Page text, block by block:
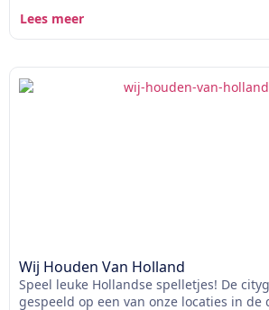
Lees meer
Wij Houden Van Holland
Speel leuke Hollandse spelletjes! De
gespeeld op een van onze locaties in